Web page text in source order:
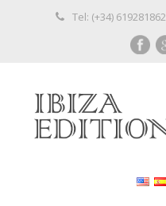
Tel: (+34) 619281862